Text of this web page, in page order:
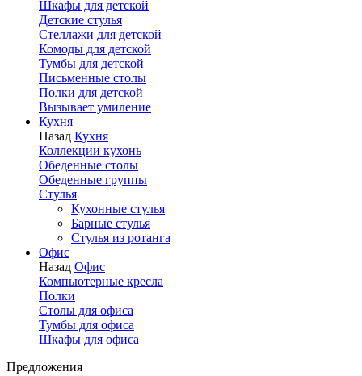
Шкафы для детской
Детские стулья
Стеллажи для детской
Комоды для детской
Тумбы для детской
Письменные столы
Полки для детской
Вызывает умиление
Кухня
Назад Кухня
Коллекции кухонь
Обеденные столы
Обеденные группы
Стулья
Кухонные стулья
Барные стулья
Стулья из ротанга
Офис
Назад Офис
Компьютерные кресла
Полки
Столы для офиса
Тумбы для офиса
Шкафы для офиса
Предложения